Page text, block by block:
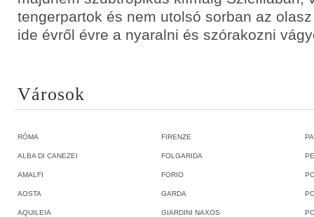
tengerpartok és nem utolsó sorban az
ide évről évre a nyaralni és szórakozni
Városok
RÓMA
ALBA DI CANEZEI
AMALFI
AOSTA
AQUILEIA
FIRENZE
FOLGARIDA
FORIO
GARDA
GIARDINI NAXOS